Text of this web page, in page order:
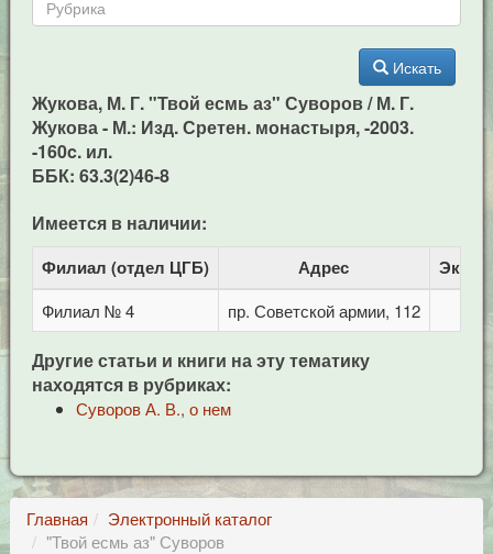
Искать
Жукова, М. Г. "Твой есмь аз" Суворов / М. Г.
Жукова - М.: Изд. Сретен. монастыря, -2003.
-160c. ил.
ББК: 63.3(2)46-8
Имеется в наличии:
Филиал (отдел ЦГБ) Адрес
Филиал № 4 пр. Советской армии, 112
Другие статьи и книги на эту тематику
находятся в рубриках:
Суворов А. В., о нем
Главная
Электронный каталог
"Твой есмь аз" Суворов